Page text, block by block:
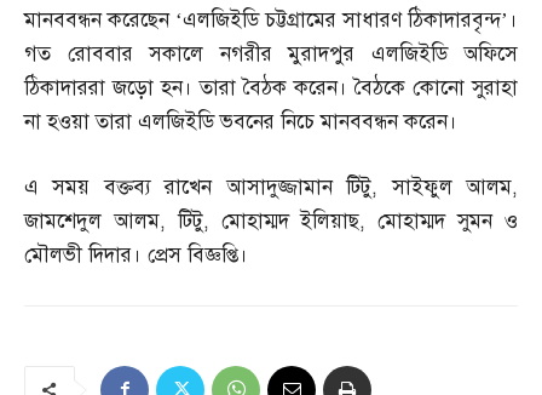
মানববন্ধন করেছেন ‘এলজিইডি চট্টগ্রামের সাধারণ ঠিকাদারবৃন্দ’।
গত রোববার সকালে নগরীর মুরাদপুর এলজিইডি অফিসে
ঠিকাদাররা জড়ো হন। তারা বৈঠক করেন। বৈঠকে কোনো সুরাহা
না হওয়া তারা এলজিইডি ভবনের নিচে মানববন্ধন করেন।
এ সময় বক্তব্য রাখেন আসাদুজ্জামান টিটু,সাইফুল আলম,
জামশেদুল আলম,টিটু, মোহাম্মদ ইলিয়াছ,মোহাম্মদ সুমন ও
মৌলভী দিদার। প্রেস বিজ্ঞপ্তি।